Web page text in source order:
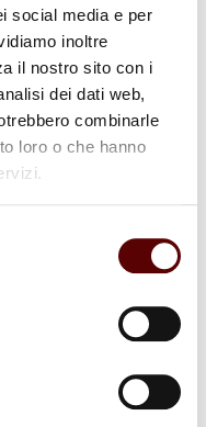
social media e per
inoltre
il nostro sito con i
dei dati web,
combinarle
loro o che hanno